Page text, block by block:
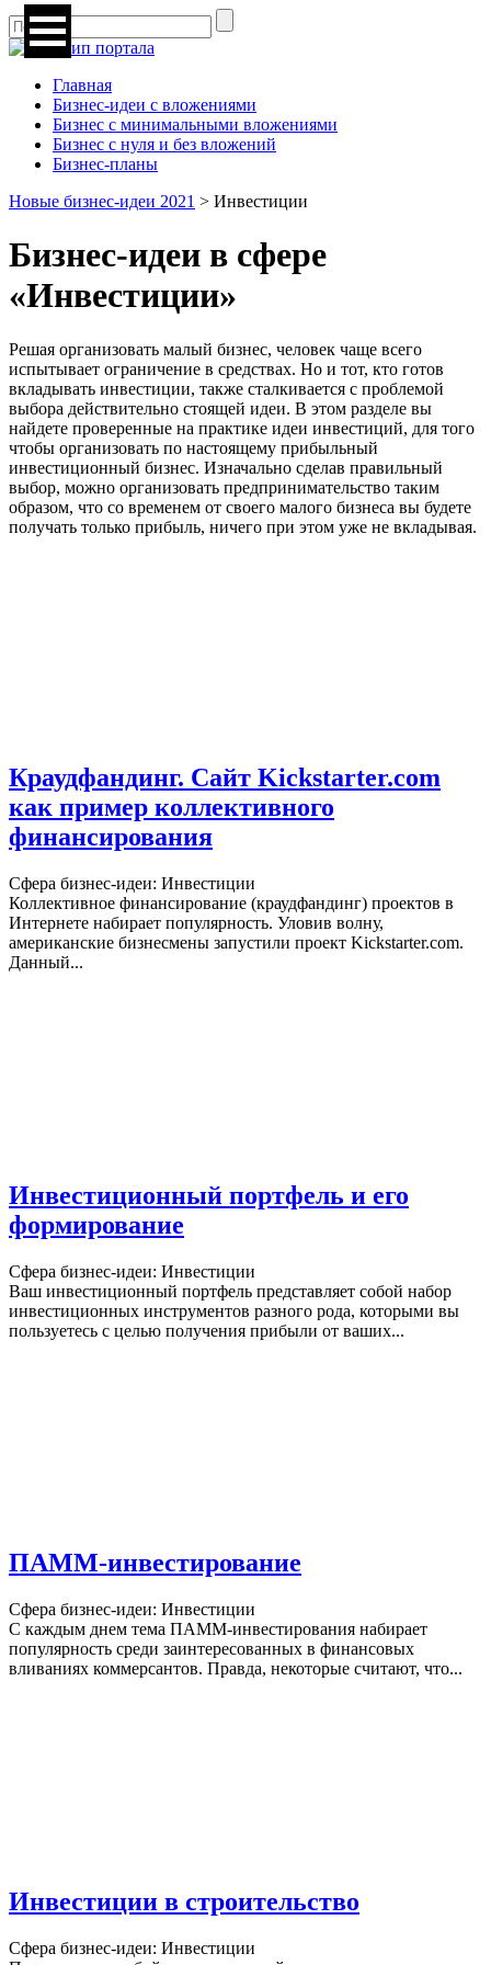
Главная
Бизнес-идеи с вложениями
Бизнес с минимальными вложениями
Бизнес с нуля и без вложений
Бизнес-планы
Новые бизнес-идеи 2021 > Инвестиции
Бизнес-идеи в сфере
«Инвестиции»
Решая организовать малый бизнес, человек чаще всего
испытывает ограничение в средствах. Но и тот, кто готов
вкладывать инвестиции, также сталкивается с проблемой
выбора действительно стоящей идеи. В этом разделе вы
найдете проверенные на практике идеи инвестиций, для того
чтобы организовать по настоящему прибыльный
инвестиционный бизнес. Изначально сделав правильный
выбор, можно организовать предпринимательство таким
образом, что со временем от своего малого бизнеса вы будете
получать только прибыль, ничего при этом уже не вкладывая.
Краудфандинг. Сайт Kickstarter.com
как пример коллективного
финансирования
Сфера бизнес-идеи: Инвестиции
Коллективное финансирование (краудфандинг) проектов в
Интернете набирает популярность. Уловив волну,
американские бизнесмены запустили проект Kickstarter.com.
Данный...
Инвестиционный портфель и его
формирование
Сфера бизнес-идеи: Инвестиции
Ваш инвестиционный портфель представляет собой набор
инвестиционных инструментов разного рода, которыми вы
пользуетесь с целью получения прибыли от ваших...
ПАММ-инвестирование
Сфера бизнес-идеи: Инвестиции
С каждым днем тема ПАММ-инвестирования набирает
популярность среди заинтересованных в финансовых
вливаниях коммерсантов. Правда, некоторые считают, что...
Инвестиции в строительство
Сфера бизнес-идеи: Инвестиции